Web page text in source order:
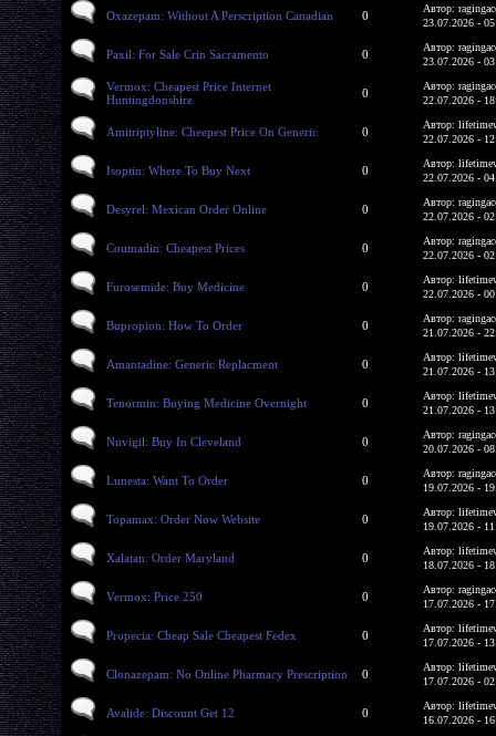
Oxazepam: Without A Perscription Canadian 0
Автор:
23.07.2026 -
Paxil: For Sale Crin Sacramento 0
Автор:
23.07.2026 -
Vermox: Cheapest Price Internet
Huntingdonshire
0
Автор:
22.07.2026 -
Amitriptyline: Cheepest Price On Generic 0
Автор:
22.07.2026 -
Isoptin: Where To Buy Next 0
Автор:
22.07.2026 -
Desyrel: Mexican Order Online 0
Автор:
22.07.2026 -
Coumadin: Cheapest Prices 0
Автор:
22.07.2026 -
Furosemide: Buy Medicine 0
Автор:
22.07.2026 -
Bupropion: How To Order 0
Автор:
21.07.2026 -
Amantadine: Generic Replacment 0
Автор:
21.07.2026 -
Tenormin: Buying Medicine Overnight 0
Автор:
21.07.2026 -
Nuvigil: Buy In Cleveland 0
Автор:
20.07.2026 -
Lunesta: Want To Order 0
Автор:
19.07.2026 -
Topamax: Order Now Website 0
Автор:
19.07.2026 -
Xalatan: Order Maryland 0
Автор:
18.07.2026 -
Vermox: Price 250 0
Автор:
17.07.2026 -
Propecia: Cheap Sale Cheapest Fedex 0
Автор:
17.07.2026 -
Clonazepam: No Online Pharmacy Prescription 0
Автор:
17.07.2026 -
Avalide: Discount Get 12 0
Автор:
16.07.2026 -